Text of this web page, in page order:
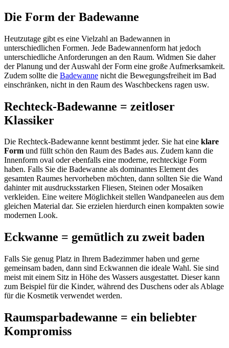
Die Form der Badewanne
Heutzutage gibt es eine Vielzahl an Badewannen in
unterschiedlichen Formen. Jede Badewannenform hat jedoch
unterschiedliche Anforderungen an den Raum. Widmen Sie daher
der Planung und der Auswahl der Form eine große Aufmerksamkeit.
Zudem sollte die Badewanne nicht die Bewegungsfreiheit im Bad
einschränken, nicht in den Raum des Waschbeckens ragen usw.
Rechteck-Badewanne = zeitloser
Klassiker
Die Rechteck-Badewanne kennt bestimmt jeder. Sie hat eine klare
Form und füllt schön den Raum des Bades aus. Zudem kann die
Innenform oval oder ebenfalls eine moderne, rechteckige Form
haben. Falls Sie die Badewanne als dominantes Element des
gesamten Raumes hervorheben möchten, dann sollten Sie die Wand
dahinter mit ausdrucksstarken Fliesen, Steinen oder Mosaiken
verkleiden. Eine weitere Möglichkeit stellen Wandpaneelen aus dem
gleichen Material dar. Sie erzielen hierdurch einen kompakten sowie
modernen Look.
Eckwanne = gemütlich zu zweit baden
Falls Sie genug Platz in Ihrem Badezimmer haben und gerne
gemeinsam baden, dann sind Eckwannen die ideale Wahl. Sie sind
meist mit einem Sitz in Höhe des Wassers ausgestattet. Dieser kann
zum Beispiel für die Kinder, während des Duschens oder als Ablage
für die Kosmetik verwendet werden.
Raumsparbadewanne = ein beliebter
Kompromiss